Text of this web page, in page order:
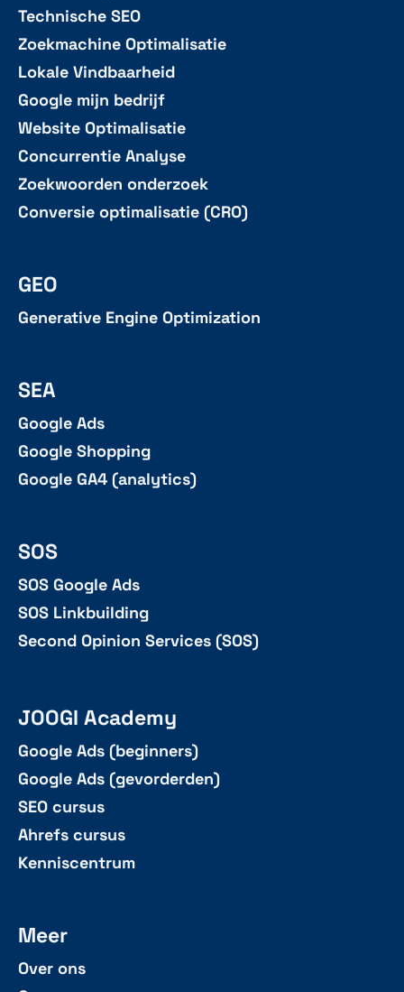
Technische SEO
Zoekmachine Optimalisatie
Lokale Vindbaarheid
Google mijn bedrijf
Website Optimalisatie
Concurrentie Analyse
Zoekwoorden onderzoek
Conversie optimalisatie (CRO)
GEO
Generative Engine Optimization
SEA
Google Ads
Google Shopping
Google GA4 (analytics)
SOS
SOS Google Ads
SOS Linkbuilding
Second Opinion Services (SOS)
JOOGI Academy
Google Ads (beginners)
Google Ads (gevorderden)
SEO cursus
Ahrefs cursus
Kenniscentrum
Meer
Over ons